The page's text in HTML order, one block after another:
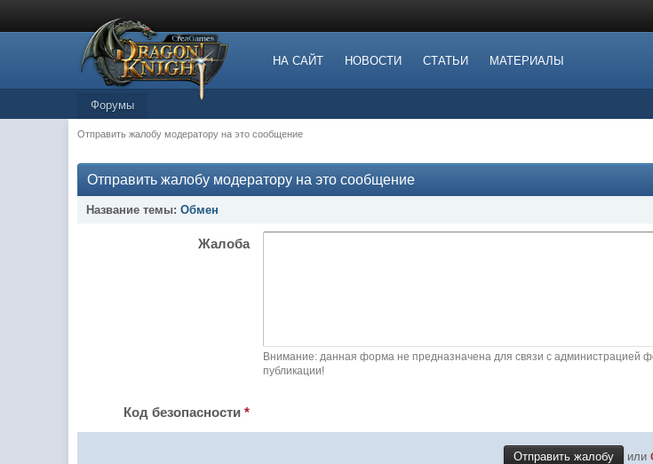
НА САЙТ НОВОСТИ СТАТЬИ МАТЕРИАЛЫ
Форумы
Отправить жалобу модератору на это сообщение
Отправить жалобу модератору на это сообщение
Название темы:Обмен
Жалоба
Внимание: данная форма не предназначена для связи с администрацией
публикации!
Код безопасности*
или